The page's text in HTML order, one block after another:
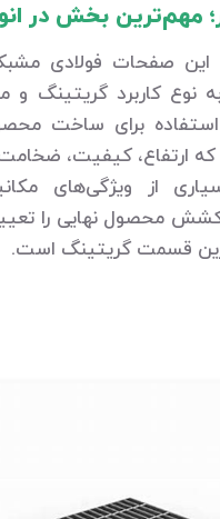
مهم‌ترین بخش در
صفحات فولادی
نوع کاربرد گریتینگ
برای ساخت
ارتفاع، کیفیت،
از ویژگی‌های
محصول نهایی را تعیین
قسمت گریتینگ است.